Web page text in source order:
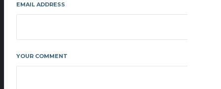
EMAIL ADDRESS
YOUR COMMENT